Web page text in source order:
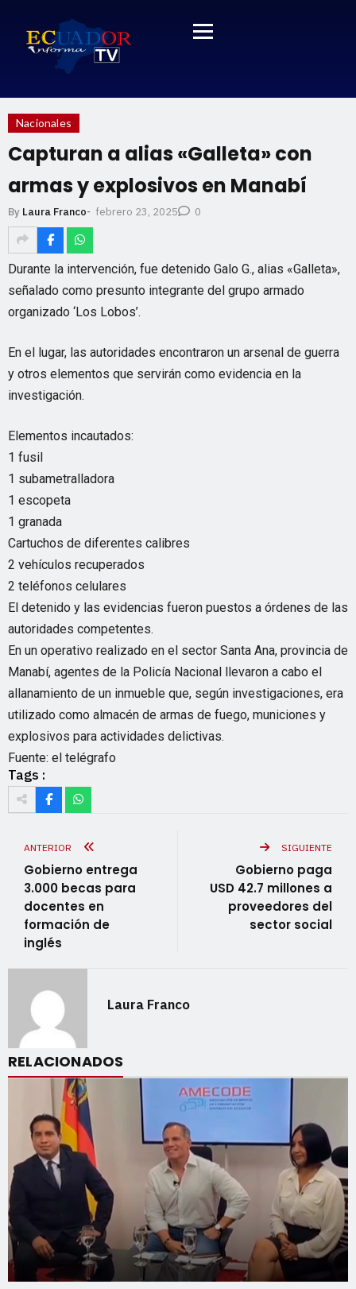
Nacionales
Capturan a alias «Galleta» con
armas y explosivos en Manabí
By Laura Franco- febrero 23, 2025 0
Durante la intervención, fue detenido Galo G., alias «Galleta»,
señalado como presunto integrante del grupo armado
organizado ‘Los Lobos’.
En el lugar, las autoridades encontraron un arsenal de guerra
y otros elementos que servirán como evidencia en la
investigación.
Elementos incautados:
1 fusil
1 subametralladora
1 escopeta
1 granada
Cartuchos de diferentes calibres
2 vehículos recuperados
2 teléfonos celulares
El detenido y las evidencias fueron puestos a órdenes de las
autoridades competentes.
En un operativo realizado en el sector Santa Ana, provincia de
Manabí, agentes de la Policía Nacional llevaron a cabo el
allanamiento de un inmueble que, según investigaciones, era
utilizado como almacén de armas de fuego, municiones y
explosivos para actividades delictivas.
Fuente: el telégrafo
Tags :
ANTERIOR
Gobierno entrega
3.000 becas para
docentes en
formación de
inglés
SIGUIENTE
Gobierno paga
USD 42.7 millones a
proveedores del
sector social
Laura Franco
RELACIONADOS